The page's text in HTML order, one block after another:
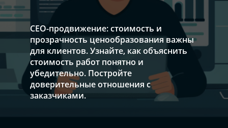
СЕО-продвижение: стоимость и
прозрачность ценообразования важны
для клиентов. Узнайте, как объяснить
стоимость работ понятно и
убедительно. Постройте
доверительные отношения с
заказчиками.